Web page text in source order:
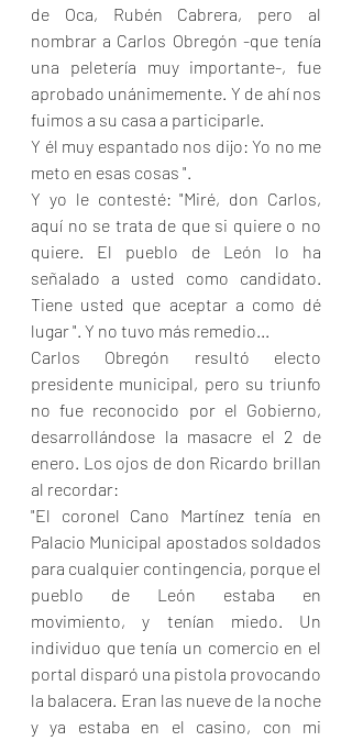
de Oca, Rubén Cabrera, pero al
nombrar a Carlos Obregón -que tenía
una peletería muy importante-, fue
aprobado unánimemente. Y de ahí nos
fuimos a su casa a participarle.
Y él muy espantado nos dijo: Yo no me
meto en esas cosas ".
Y yo le contesté: "Miré, don Carlos,
aquí no se trata de que si quiere o no
quiere. El pueblo de León lo ha
señalado a usted como candidato.
Tiene usted que aceptar a como dé
lugar ". Y no tuvo más remedio...
Carlos Obregón resultó electo
presidente municipal, pero su triunfo
no fue reconocido por el Gobierno,
desarrollándose la masacre el 2 de
enero. Los ojos de don Ricardo brillan
al recordar:
"El coronel Cano Martínez tenía en
Palacio Municipal apostados soldados
para cualquier contingencia, porque el
pueblo de León estaba en
movimiento, y tenían miedo. Un
individuo que tenía un comercio en el
portal disparó una pistola provocando
la balacera. Eran las nueve de la noche
y ya estaba en el casino, con mi